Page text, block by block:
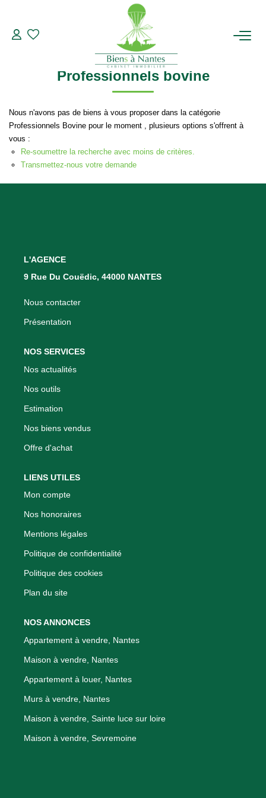
ACHETER
LOUER
ESTIMER
BIENS VENDUS
Modifier les critères de recherche
Localisation
Localisation
Type de bien
Budget max Plus de critères
Professionnels bovine
Nous n'avons pas de biens à vous proposer dans la catégorie
Professionnels Bovine pour le moment , plusieurs options s'offrent à
vous :
Re-soumettre la recherche avec moins de critères.
Transmettez-nous votre demande
L'AGENCE
9 Rue Du Couëdic, 44000 NANTES
Nous contacter
Présentation
NOS SERVICES
Nos actualités
Nos outils
Estimation
Nos biens vendus
Offre d'achat
LIENS UTILES
Mon compte
Nos honoraires
Mentions légales
Politique de confidentialité
Politique des cookies
Plan du site
NOS ANNONCES
Appartement à vendre, Nantes
Maison à vendre, Nantes
Appartement à louer, Nantes
Murs à vendre, Nantes
Maison à vendre, Sainte luce sur loire
Maison à vendre, Sevremoine